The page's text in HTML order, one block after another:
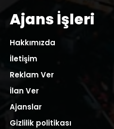
Ajans İşleri
Hakkımızda
İletişim
Reklam Ver
İlan Ver
Ajanslar
Gizlilik politikası